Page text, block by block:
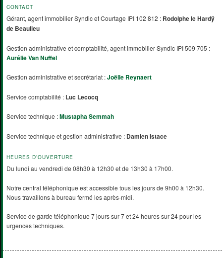
CONTACT
Gérant, agent immobilier Syndic et Courtage IPI 102 812 : Rodolphe le Hardÿ
de Beaulieu
Gestion administrative et comptabilité, agent immobilier Syndic IPI 509 705 :
Aurélie Van Nuffel
Gestion administrative et secrétariat :Joëlle Reynaert
Service comptabilité : Luc Lecocq
Service technique :Mustapha Semmah
Service technique et gestion administrative : Damien Istace
HEURES D’OUVERTURE
Du lundi au vendredi de 08h30 à 12h30 et de 13h30 à 17h00.
Notre central téléphonique est accessible tous les jours de 9h00 à 12h30.
Nous travaillons à bureau fermé les après-midi.
Service de garde téléphonique 7 jours sur 7 et 24 heures sur 24 pour les
urgences techniques.